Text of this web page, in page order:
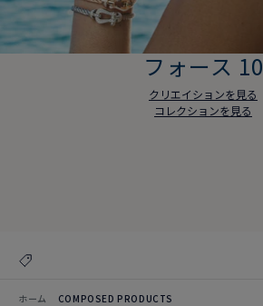
フォース 10
クリエイションを見る
コレクションを見る
ホーム COMPOSED PRODUCTS